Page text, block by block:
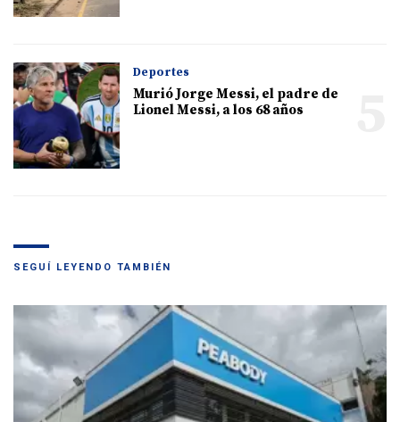
Deportes
Murió Jorge Messi, el padre de
Lionel Messi, a los 68 años
SEGUÍ LEYENDO TAMBIÉN